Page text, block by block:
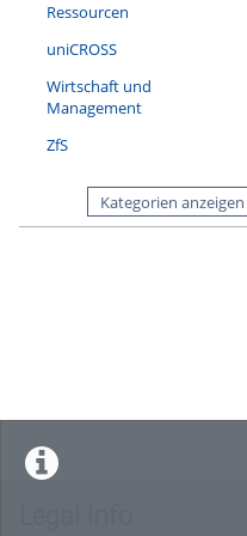
Ressourcen
uniCROSS
Wirtschaft und
Management
ZfS
Kategorien anzeigen